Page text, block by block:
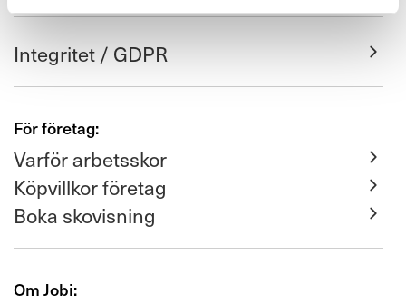
Integritet / GDPR
För företag:
Varför arbetsskor
Köpvillkor företag
Boka skovisning
Om Jobi: